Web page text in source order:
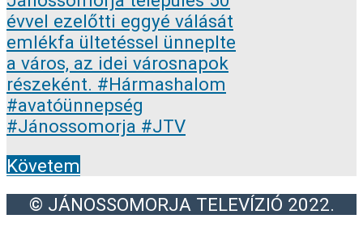
Követem
© JÁNOSSOMORJA TELEVÍZIÓ 2022.